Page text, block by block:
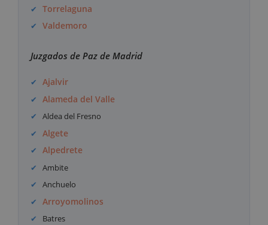
Torrelaguna
Valdemoro
Juzgados de Paz de Madrid
Ajalvir
Alameda del Valle
Aldea del Fresno
Algete
Alpedrete
Ambite
Anchuelo
Arroyomolinos
Batres